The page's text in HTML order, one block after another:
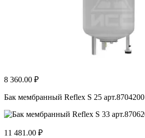
8 360.00 ₽
Бак мембранный Reflex S 25 арт.8704200
11 481.00 ₽